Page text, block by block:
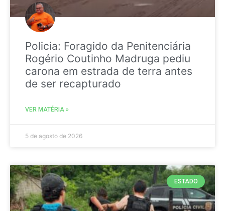
Policia: Foragido da Penitenciária
Rogério Coutinho Madruga pediu
carona em estrada de terra antes
de ser recapturado
VER MATÉRIA »
5 de agosto de 2026
ESTADO